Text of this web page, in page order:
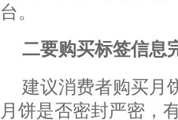
台。
二要购买标签信息
建议消费者购买月
月饼是否密封严密，